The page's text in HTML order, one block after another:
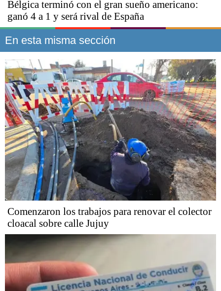
Bélgica terminó con el gran sueño americano:
ganó 4 a 1 y será rival de España
En esta misma sección
Comenzaron los trabajos para renovar el colector
cloacal sobre calle Jujuy